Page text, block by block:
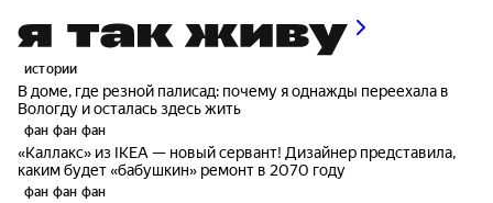
истории
В доме, где резной палисад: почему я однажды переехала в
Вологду и осталась здесь жить
фан фан фан
«Каллакс» из IKEA — новый сервант! Дизайнер представила,
каким будет «бабушкин» ремонт в 2070 году
фан фан фан